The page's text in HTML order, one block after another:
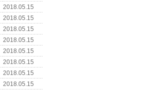
2018.05.15
2018.05.15
2018.05.15
2018.05.15
2018.05.15
2018.05.15
2018.05.15
2018.05.15